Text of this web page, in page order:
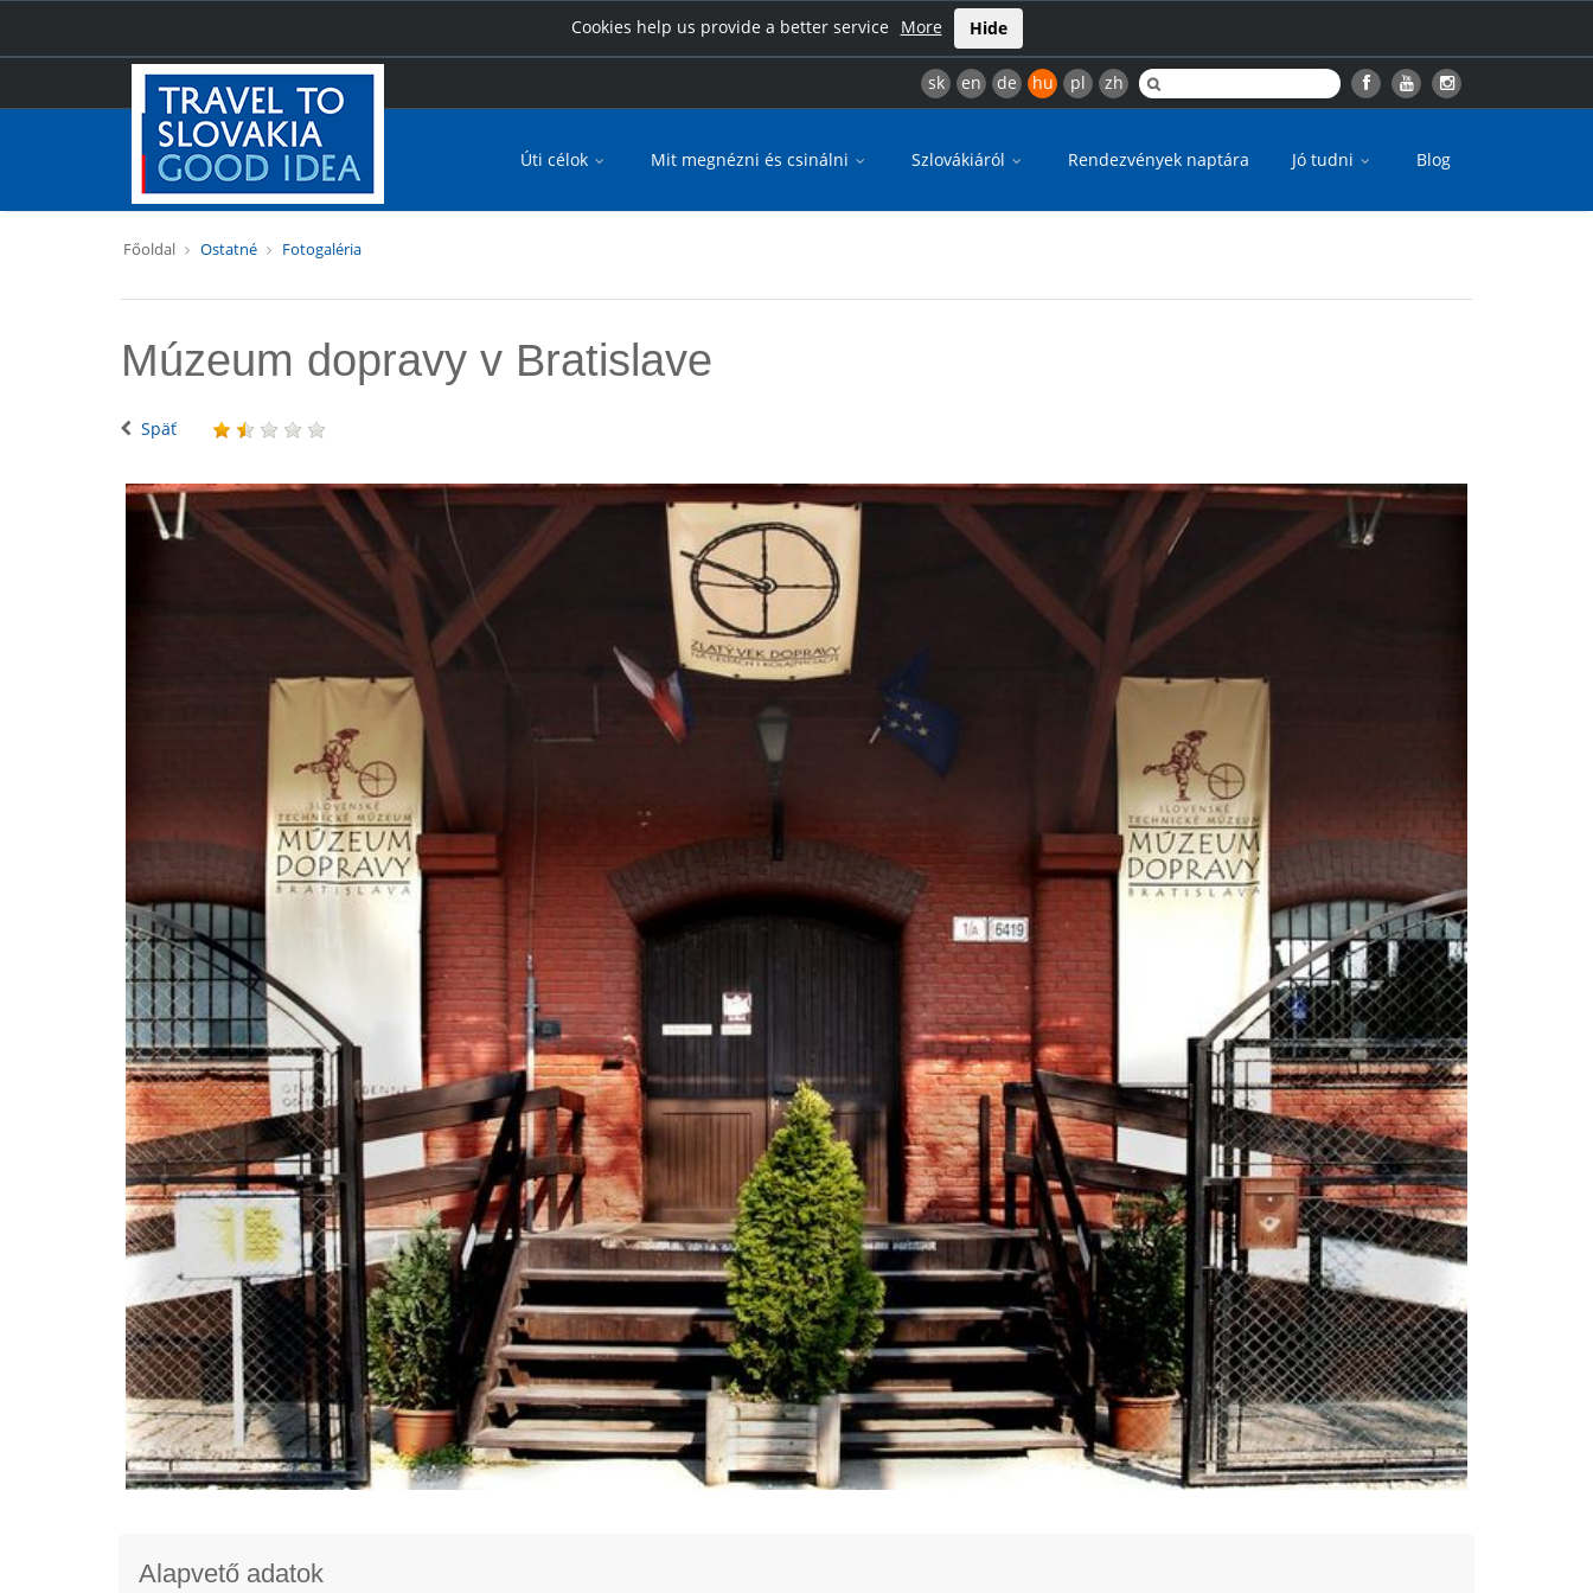
Cookies help us provide a better service More Hide
sk en de hu pl zh
Úti célok Mit megnézni és csinálni Szlovákiáról Rendezvények naptára Jó tudni Blog
Főoldal Ostatné Fotogaléria
Múzeum dopravy v Bratislave
Späť
Alapvető adatok